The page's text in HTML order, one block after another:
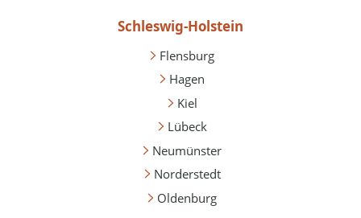
Schleswig-Holstein
Flensburg
Hagen
Kiel
Lübeck
Neumünster
Norderstedt
Oldenburg